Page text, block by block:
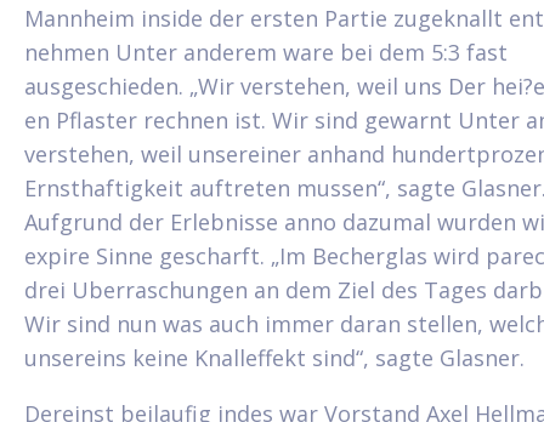
Mannheim inside der ersten Partie zugeknallt
nehmen Unter anderem ware bei dem 5:3 fast
ausgeschieden. „Wir verstehen, weil uns Der
en Pflaster rechnen ist. Wir sind gewarnt Unter
verstehen, weil unsereiner anhand
Ernsthaftigkeit auftreten mussen“, sagte
Aufgrund der Erlebnisse anno dazumal wurden
expire Sinne gescharft. „Im Becherglas wird
drei Uberraschungen an dem Ziel des Tages
Wir sind nun was auch immer daran stellen,
unsereins keine Knalleffekt sind“, sagte Glasner.
Dereinst beilaufig indes war Vorstand Axel